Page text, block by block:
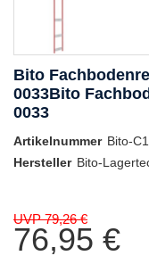
Bito
0033Bito
0033
Artikelnummer Bito-
Hersteller Bito-
UVP 79,26 €
76,95 €